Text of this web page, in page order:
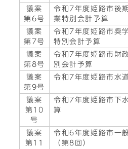
議案
第6号
令和7年度姫路市後
業特別会計予算
議案
第7号
令和7年度姫路市奨
特別会計予算
議案
第8号
令和7年度姫路市財
別会計予算
議案
第9号
令和7年度姫路市水
議案
第10
号
令和7年度姫路市下
算
議案
第11
令和6年度姫路市一
（第8回）